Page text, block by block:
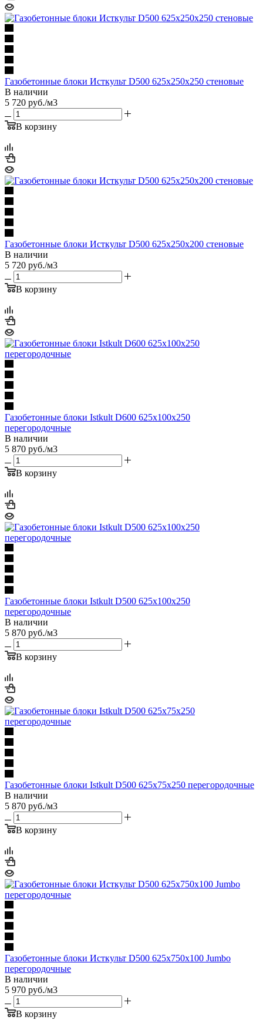
Газобетонные блоки Исткульт D500 625х250х250 стеновые
В наличии
5 720 руб./м3
В корзину
Газобетонные блоки Исткульт D500 625х250х200 стеновые
В наличии
5 720 руб./м3
В корзину
Газобетонные блоки Istkult D600 625х100х250
перегородочные
В наличии
5 870 руб./м3
В корзину
Газобетонные блоки Istkult D500 625х100х250
перегородочные
В наличии
5 870 руб./м3
В корзину
Газобетонные блоки Istkult D500 625х75х250 перегородочные
В наличии
5 870 руб./м3
В корзину
Газобетонные блоки Исткульт D500 625х750х100 Jumbo
перегородочные
В наличии
5 970 руб./м3
В корзину